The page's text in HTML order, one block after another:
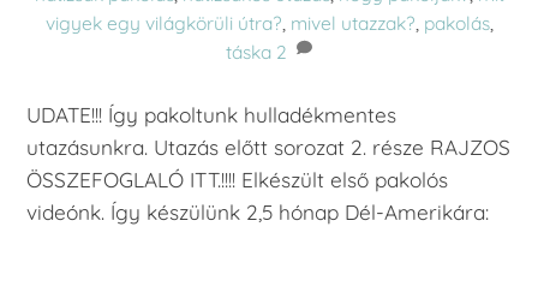
vigyek egy világkörüli útra?, mivel utazzak?, pakolás,
táska 2
UDATE!!! Így pakoltunk hulladékmentes
utazásunkra. Utazás előtt sorozat 2. része RAJZOS
ÖSSZEFOGLALÓ ITT.!!!! Elkészült első pakolós
videónk. Így készülünk 2,5 hónap Dél-Amerikára: